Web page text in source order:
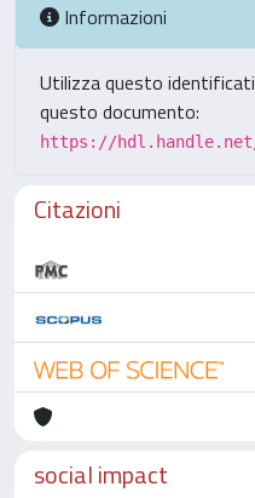
Informazioni
Utilizza questo
questo documento:
https://hdl.handle.net/
Citazioni
social impact